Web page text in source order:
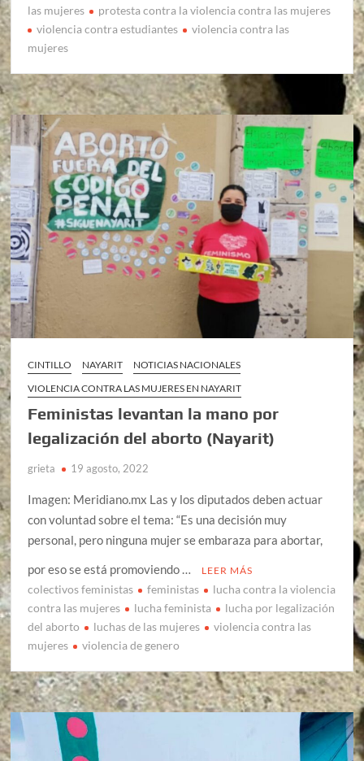
las mujeres
protesta contra la violencia contra las mujeres
violencia contra estudiantes
violencia contra las
mujeres
CINTILLO NAYARIT
NOTICIAS NACIONALES
VIOLENCIA CONTRA LAS MUJERES EN NAYARIT
Feministas levantan la mano por
legalización del aborto (Nayarit)
grieta 19 agosto, 2022
Imagen: Meridiano.mx Las y los diputados deben actuar
con voluntad sobre el tema: “Es una decisión muy
personal, pero ninguna mujer se embaraza para abortar,
por eso se está promoviendo …
LEER MÁS
colectivos feministas feministas
lucha contra la violencia
contra las mujeres
lucha feminista
lucha por legalización
del aborto
luchas de las mujeres
violencia contra las
mujeres
violencia de genero